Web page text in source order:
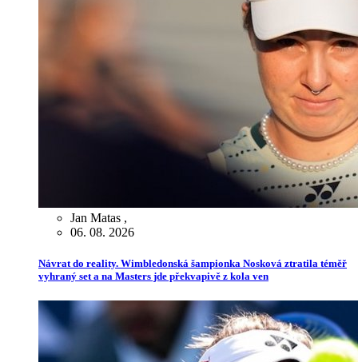
Jan Matas ,
06. 08. 2026
Návrat do reality. Wimbledonská šampionka Nosková ztratila téměř
vyhraný set a na Masters jde překvapivě z kola ven